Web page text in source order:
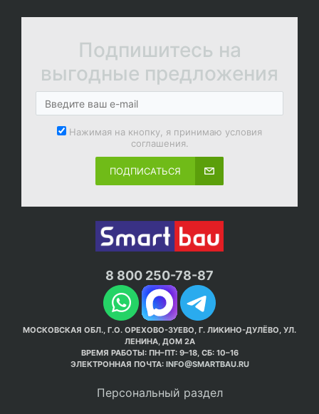
Подпишитесь на
выгодные предложения
Нажимая на кнопку, я принимаю условия
соглашения.
ПОДПИСАТЬСЯ
8 800 250-78-87
МОСКОВСКАЯ ОБЛ., Г.О. ОРЕХОВО-ЗУЕВО, Г. ЛИКИНО-ДУЛЁВО, УЛ.
ЛЕНИНА, ДОМ 2А
ВРЕМЯ РАБОТЫ: ПН–ПТ: 9–18, СБ: 10–16
ЭЛЕКТРОННАЯ ПОЧТА: INFO@SMARTBAU.RU
Персональный раздел